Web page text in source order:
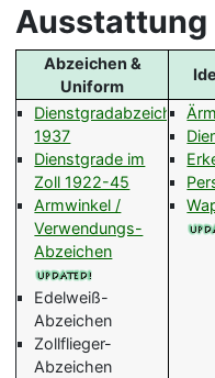
Ausstattung
Abzeichen &
Uniform
Dienstgradabzeichen
1937
Dienstgrade im
Zoll 1922-45
Armwinkel /
Verwendungs-
Abzeichen
Edelweiß-
Abzeichen
Zollflieger-
Abzeichen